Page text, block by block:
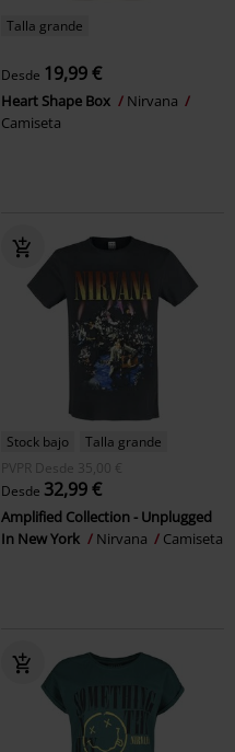
Talla grande
Desde 19,99 €
Heart Shape Box
Nirvana
Camiseta
Stock bajo
Talla grande
PVPR
Desde 35,00 €
Desde 32,99 €
Amplified Collection - Unplugged
In New York
Nirvana Camiseta